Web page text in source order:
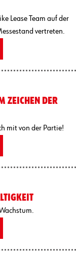
Lease Team auf der
vertreten.
ZEICHEN DER
mit von der Partie!